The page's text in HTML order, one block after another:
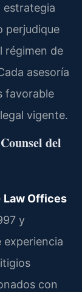
estrategia
perjudique
régimen de
asesoría
favorable
vigente.
del
Law Offices
y
experiencia
con